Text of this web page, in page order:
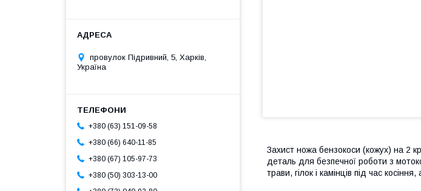
Захист ножа бензокоси (кожух) на 2
деталь для безпечної роботи з
трави, гілок і камінців під час
провулок Підривний, 5, Харків,
Україна
+380 (63) 151-09-58
+380 (66) 640-11-85
+380 (67) 105-97-73
+380 (50) 303-13-00